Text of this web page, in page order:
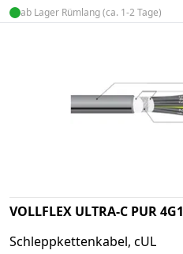
ab Lager Rümlang (ca. 1-2 Tage)
VOLLFLEX ULTRA-C PUR 4G1
Schleppkettenkabel, cUL